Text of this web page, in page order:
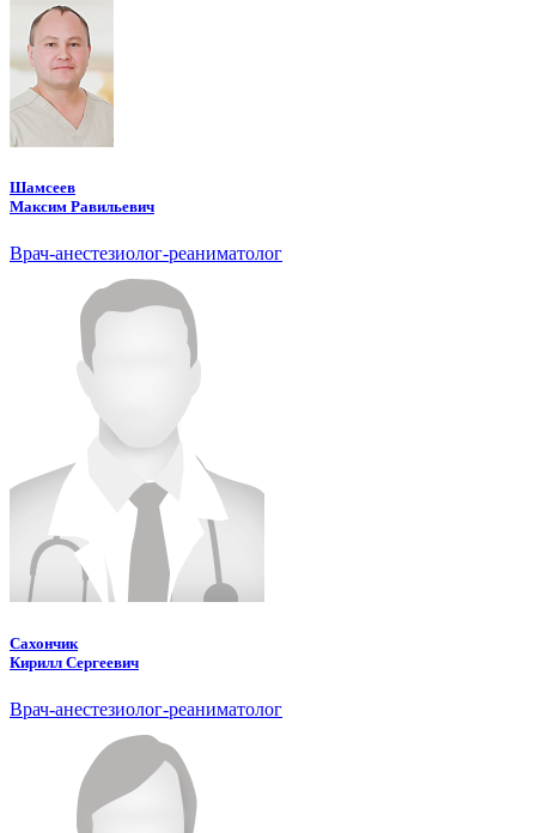
Шамсеев
Максим Равильевич
Врач-анестезиолог-реаниматолог
Сахончик
Кирилл Сергеевич
Врач-анестезиолог-реаниматолог